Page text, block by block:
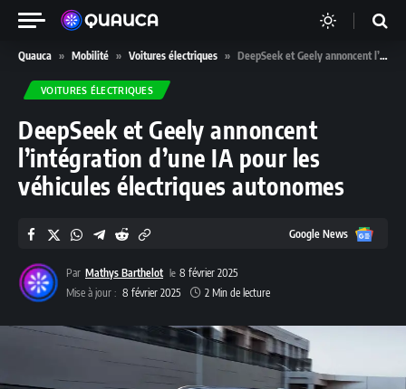
Quauca » Mobilité » Voitures électriques » DeepSeek et Geely annoncent l’intégration d’une IA pour les véhicules électriques autonomes
VOITURES ÉLECTRIQUES
DeepSeek et Geely annoncent
l’intégration d’une IA pour les
véhicules électriques autonomes
Par Mathys Barthelot
8 février 2025
Mise à jour : 8 février 2025 2 Min de lecture
Google News Google